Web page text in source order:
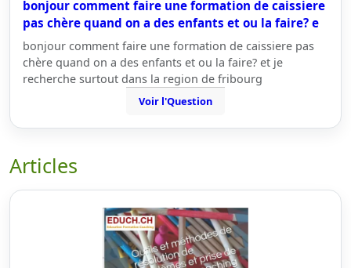
bonjour comment faire une formation de caissiere
pas chère quand on a des enfants et ou la faire? e
bonjour comment faire une formation de caissiere pas
chère quand on a des enfants et ou la faire? et je
recherche surtout dans la region de fribourg
Voir l'Question
Articles